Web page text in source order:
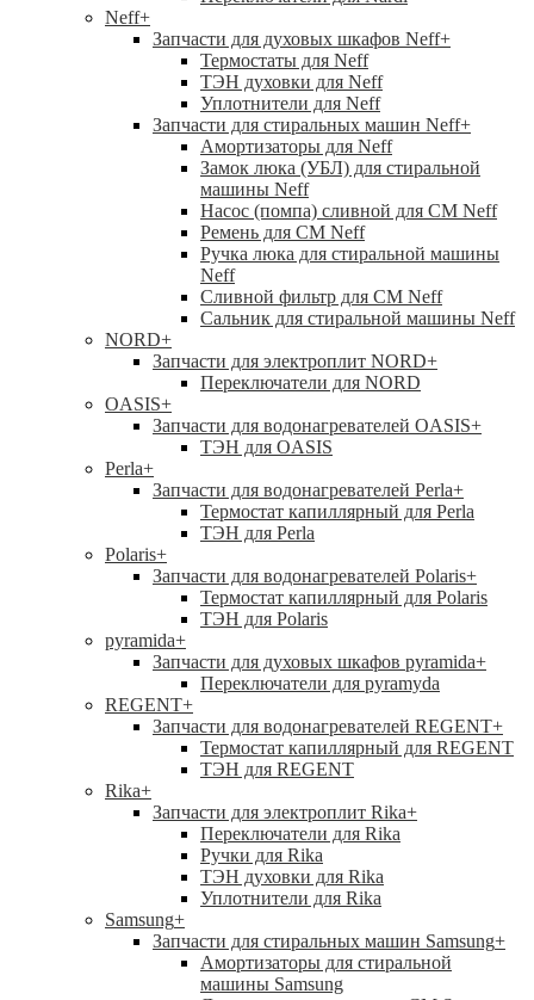
Neff+
Запчасти для духовых шкафов Neff+
Термостаты для Neff
ТЭН духовки для Neff
Уплотнители для Neff
Запчасти для стиральных машин Neff+
Амортизаторы для Neff
Замок люка (УБЛ) для стиральной
машины Neff
Насос (помпа) сливной для СМ Neff
Ремень для СМ Neff
Ручка люка для стиральной машины
Neff
Сливной фильтр для СМ Neff
Сальник для стиральной машины Neff
NORD+
Запчасти для электроплит NORD+
Переключатели для NORD
OASIS+
Запчасти для водонагревателей OASIS+
ТЭН для OASIS
Perla+
Запчасти для водонагревателей Perla+
Термостат капиллярный для Perla
ТЭН для Perla
Polaris+
Запчасти для водонагревателей Polaris+
Термостат капиллярный для Polaris
ТЭН для Polaris
pyramida+
Запчасти для духовых шкафов pyramida+
Переключатели для pyramyda
REGENT+
Запчасти для водонагревателей REGENT+
Термостат капиллярный для REGENT
ТЭН для REGENT
Rika+
Запчасти для электроплит Rika+
Переключатели для Rika
Ручки для Rika
ТЭН духовки для Rika
Уплотнители для Rika
Samsung+
Запчасти для стиральных машин Samsung+
Амортизаторы для стиральной
машины Samsung